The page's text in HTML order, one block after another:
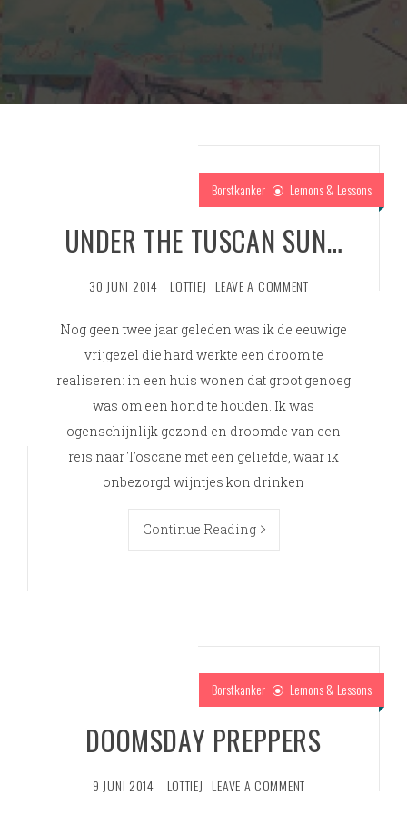
Borstkanker Lemons & Lessons
UNDER THE TUSCAN SUN…
30 JUNI 2014 LOTTIEJ LEAVE A COMMENT
Nog geen twee jaar geleden was ik de eeuwige
vrijgezel die hard werkte een droom te
realiseren: in een huis wonen dat groot genoeg
was om een hond te houden. Ik was
ogenschijnlijk gezond en droomde van een
reis naar Toscane met een geliefde, waar ik
onbezorgd wijntjes kon drinken
Continue Reading
Borstkanker Lemons & Lessons
DOOMSDAY PREPPERS
9 JUNI 2014 LOTTIEJ LEAVE A COMMENT